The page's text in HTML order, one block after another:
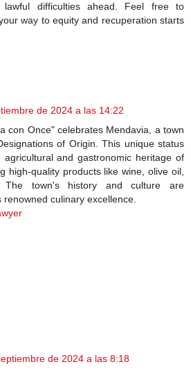
difficulties ahead. Feel free to
way to equity and recuperation starts
de 2024 a las 14:22
con Once" celebrates Mendavia, a town
of Origin. This unique status
agricultural and gastronomic heritage of
high-quality products like wine, olive oil,
The town's history and culture are
renowned culinary excellence.
de 2024 a las 8:18